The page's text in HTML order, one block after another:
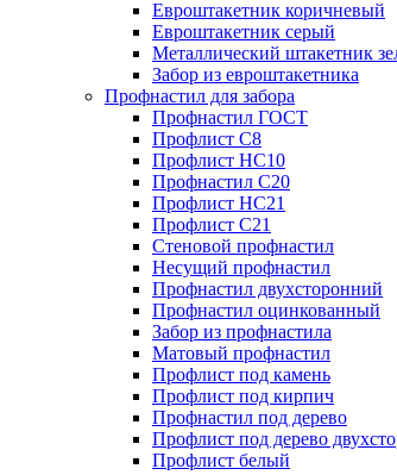
Евроштакетник коричневый
Евроштакетник серый
Металлический штакетник
Забор из евроштакетника
Профнастил для забора
Профнастил ГОСТ
Профлист С8
Профлист НС10
Профнастил С20
Профлист НС21
Профлист С21
Стеновой профнастил
Несущий профнастил
Профнастил двухсторонний
Профнастил оцинкованный
Забор из профнастила
Матовый профнастил
Профлист под камень
Профлист под кирпич
Профнастил под дерево
Профлист под дерево
Профлист белый